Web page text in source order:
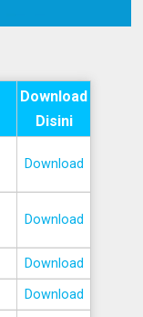
Download
Disini
Download
Download
Download
Download